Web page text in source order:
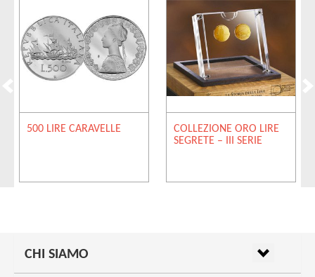
500 LIRE CARAVELLE
COLLEZIONE ORO LIRE
SEGRETE – III SERIE
CHI SIAMO